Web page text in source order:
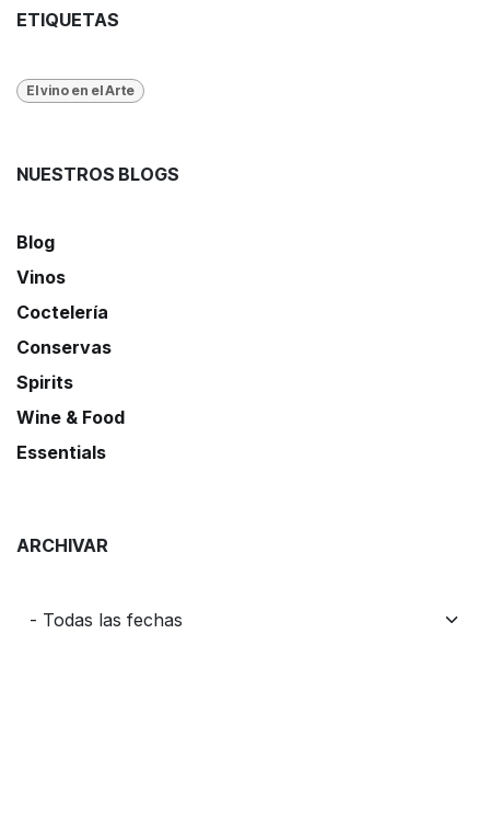
ETIQUETAS
El vino en el Arte
NUESTROS BLOGS
Blog
Vinos
Coctelería
Conservas
Spirits
Wine & Food
Essentials
ARCHIVAR